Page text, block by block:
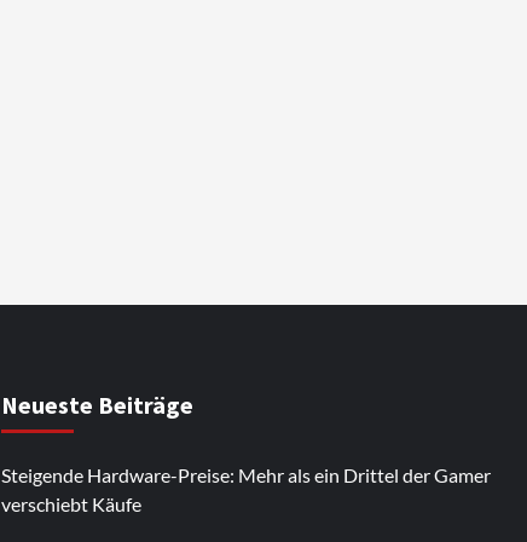
Neueste Beiträge
Steigende Hardware-Preise: Mehr als ein Drittel der Gamer
verschiebt Käufe